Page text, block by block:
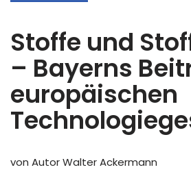
Stoffe und
– Bayerns
europäischen
von Autor Walter Ackermann